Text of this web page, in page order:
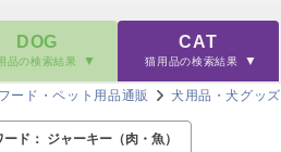
DOG
品の検索結果
CAT
猫用品の検索結果
ード・ペット用品通販 犬用品・犬グッズ
ード： ジャーキー（肉・魚）